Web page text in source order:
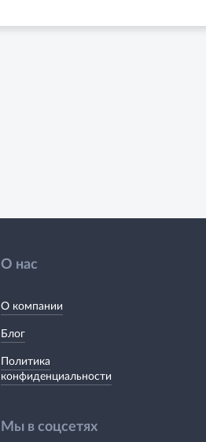
О нас
О компании
Блог
Политика
конфиденциальности
Мы в соцсетях